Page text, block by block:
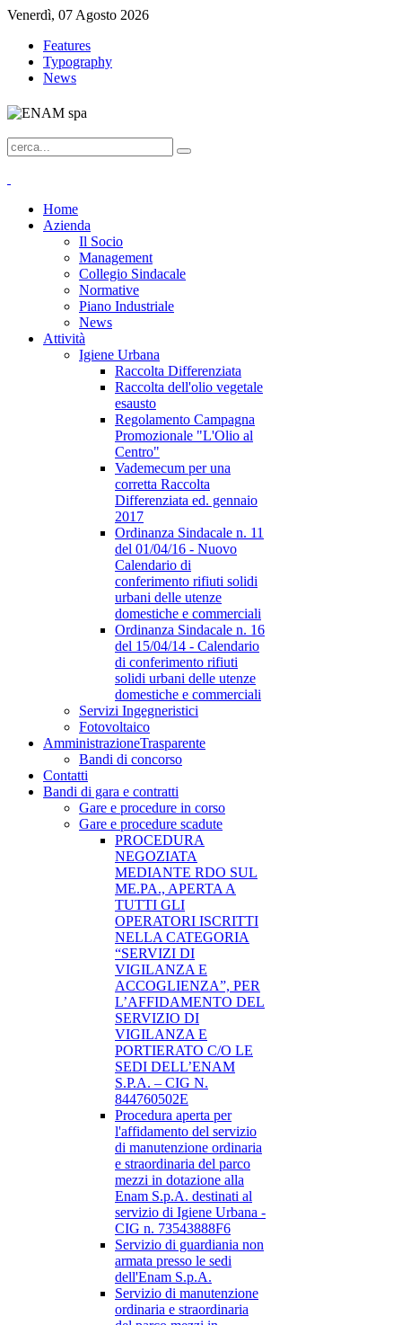
Venerdì, 07 Agosto 2026
Features
Typography
News
Home
Azienda
Il Socio
Management
Collegio Sindacale
Normative
Piano Industriale
News
Attività
Igiene Urbana
Raccolta Differenziata
Raccolta dell'olio vegetale
esausto
Regolamento Campagna
Promozionale "L'Olio al
Centro"
Vademecum per una
corretta Raccolta
Differenziata ed. gennaio
2017
Ordinanza Sindacale n. 11
del 01/04/16 - Nuovo
Calendario di
conferimento rifiuti solidi
urbani delle utenze
domestiche e commerciali
Ordinanza Sindacale n. 16
del 15/04/14 - Calendario
di conferimento rifiuti
solidi urbani delle utenze
domestiche e commerciali
Servizi Ingegneristici
Fotovoltaico
AmministrazioneTrasparente
Bandi di concorso
Contatti
Bandi di gara e contratti
Gare e procedure in corso
Gare e procedure scadute
PROCEDURA
NEGOZIATA
MEDIANTE RDO SUL
ME.PA., APERTA A
TUTTI GLI
OPERATORI ISCRITTI
NELLA CATEGORIA
“SERVIZI DI
VIGILANZA E
ACCOGLIENZA”, PER
L’AFFIDAMENTO DEL
SERVIZIO DI
VIGILANZA E
PORTIERATO C/O LE
SEDI DELL’ENAM
S.P.A. – CIG N.
844760502E
Procedura aperta per
l'affidamento del servizio
di manutenzione ordinaria
e straordinaria del parco
mezzi in dotazione alla
Enam S.p.A. destinati al
servizio di Igiene Urbana -
CIG n. 73543888F6
Servizio di guardiania non
armata presso le sedi
dell'Enam S.p.A.
Servizio di manutenzione
ordinaria e straordinaria